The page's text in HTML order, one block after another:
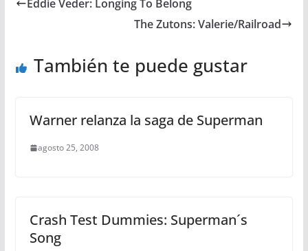
Eddie Veder: Longing To Belong
The Zutons: Valerie/Railroad
También te puede gustar
Warner relanza la saga de Superman
agosto 25, 2008
Crash Test Dummies: Superman´s
Song